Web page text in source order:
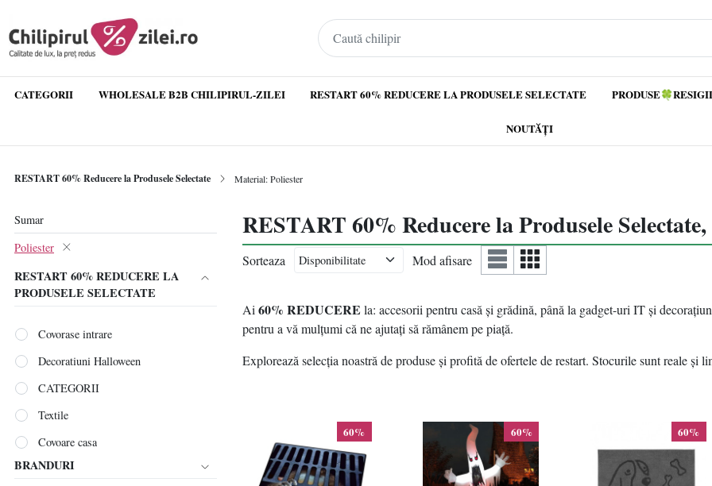
CATEGORII WHOLESALE B2B CHILIPIRUL-ZILEI RESTART 60% REDUCERE LA PRODUSELE SELECTATE
NOUTĂȚI
RESTART 60% Reducere la Produsele Selectate Material: Poliester
Sumar
Poliester
RESTART 60% REDUCERE LA
PRODUSELE SELECTATE
Covorase intrare
Decoratiuni Halloween
CATEGORII
Textile
Covoare casa
Aniversare & Sarbatori
BRANDURI
RESTART 60% Reducere la Produsele
Sorteaza Mod afisare
Ai60% REDUCERE la: accesorii pentru casă și grădină, până la gadget-uri IT și
pentru a vă mulțumi că ne ajutați să rămânem pe piață.
Explorează selecția noastră de produse și profită de ofertele de restart. Stocurile sunt reale și
60% 60% 60%